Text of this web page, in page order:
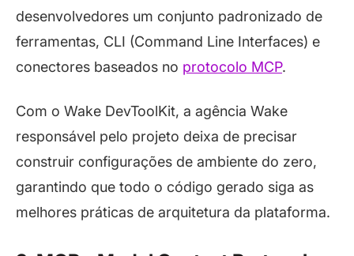
desenvolvedores um conjunto padronizado de
ferramentas, CLI (Command Line Interfaces) e
conectores baseados no protocolo MCP.
Com o Wake DevToolKit, a agência Wake
responsável pelo projeto deixa de precisar
construir configurações de ambiente do zero,
garantindo que todo o código gerado siga as
melhores práticas de arquitetura da plataforma.